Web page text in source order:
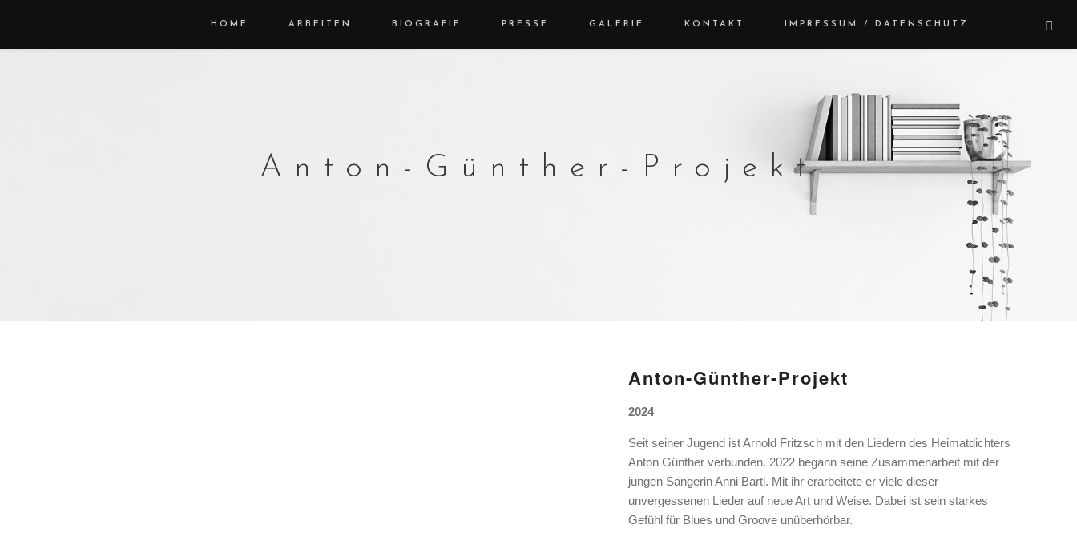
HOME ARBEITEN BIOGRAFIE PRESSE GALERIE KONTAKT IMPRESSUM / DATENSCHUTZ
Anton-Günther-Projekt
Anton-Günther-Projekt
2024
Seit seiner Jugend ist Arnold Fritzsch mit den Liedern des Heimatdichters
Anton Günther verbunden. 2022 begann seine Zusammenarbeit mit der
jungen Sängerin Anni Bartl. Mit ihr erarbeitete er viele dieser
unvergessenen Lieder auf neue Art und Weise. Dabei ist sein starkes
Gefühl für Blues und Groove unüberhörbar.